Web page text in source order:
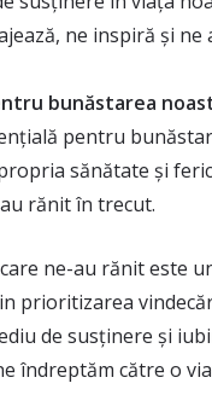
ne inspiră și ne
bunăstarea
pentru
sănătate și
rănit în trecut.
ne-au rănit este
prioritizarea
de susținere și
îndreptăm către o